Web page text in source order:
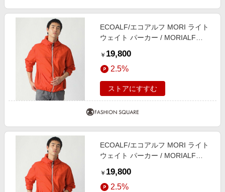
ECOALF/エコアルフ MORI ライト
ウェイト パーカー / MORIALF
￥ 19,800
2.5%
ストアにすすむ
ECOALF/エコアルフ MORI ライト
ウェイト パーカー / MORIALF
￥ 19,800
2.5%